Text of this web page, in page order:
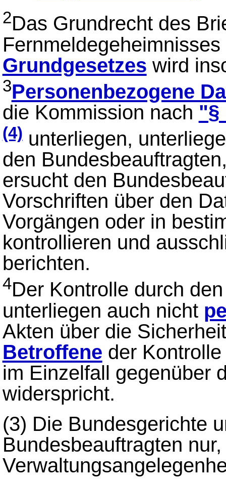
2Das Grundrecht des
Grundgesetzes wird
3Personenbezogene
die Kommission nach "§
(4)unterliegen,
den
ersucht den
Vorschriften über den
Vorgängen oder in
kontrollieren und
berichten.
4Der Kontrolle durch
unterliegen auch nicht
Akten über die
Betroffene der
im Einzelfall gegenüber
widerspricht.
(3) Die Bundesgerichte
Bundesbeauftragten